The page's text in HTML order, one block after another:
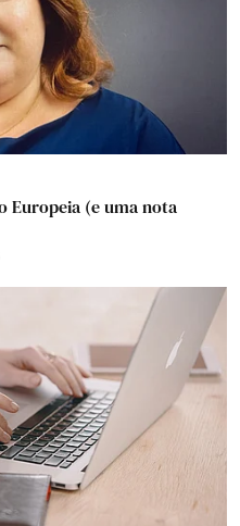
Europeia (e uma nota